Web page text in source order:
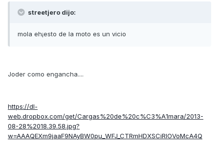
streetjero dijo:
mola eh¡esto de la moto es un vicio
Joder como engancha....
https://dl-
web.dropbox.com/get/Cargas%20de%20c%C3%A1mara/2013-
08-28%2018.39.58.jpg?
w=AAAQEXm9jaaF9NAyBW0pu_WFJ_CTRmHDXSCiRIOVoMcA4Q